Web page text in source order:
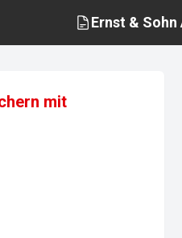
Ernst & Sohn
mit